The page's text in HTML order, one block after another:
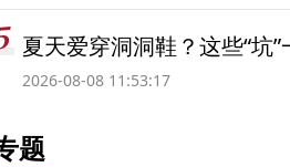
夏天爱穿洞洞鞋？这些“坑”
2026-08-08 11:53:17
题